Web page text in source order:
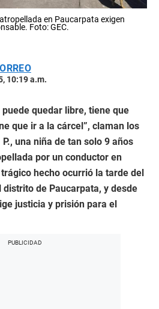
en Paucarpata exigen
Foto: GEC.
10:19 a.m.
quedar libre, tiene que
que ir a la cárcel”, claman los
una niña de tan solo 9 años
por un conductor en
hecho ocurrió la tarde del
distrito de Paucarpata, y desde
justicia y prisión para el